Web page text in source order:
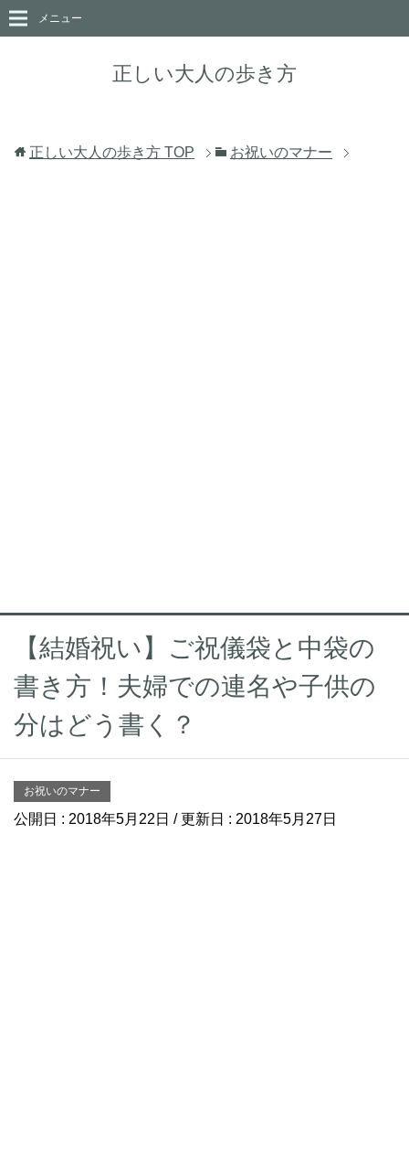
正しい大人の歩き方
メニュー
正しい大人の歩き方 TOP お祝いのマナー
【結婚祝い】ご祝儀袋と中袋の
書き方！夫婦での連名や子供の
分はどう書く？
お祝いのマナー
公開日 : 2018年5月22日 / 更新日 : 2018年5月27日